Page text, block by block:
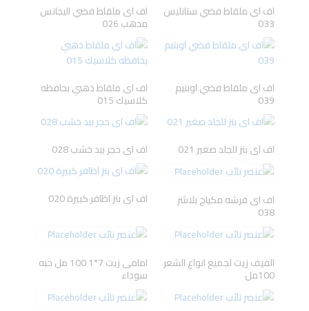
Ecrinal
Kesh King
Pampers
cantu
PANTENE
GARNIER
URIAGE
ISIS PHARMA
Oral-B
Gillette
AXE
Avene
ANIVAGENE
Herbal
Essences
اف اى ملقاط فضي ستانليس
033
اف اى ملقاط فضي اليجانس
مدهب 026
اف اى ملقاط فضي اوبتيم
039
اف اى ملقاط ذهبي بحافظه
كلاسيك 015
اف اى بنز للجلد صغير 021 اف اى حجر بيد خشب 028
اف اى فرشه مكياج بلاشر
038
اف اى بنز اظافر كبيرة 020
الفيف زيت لجميع انواع الشعر
100مل
امامى زيت 7*1 100 مل حبه
سوداء